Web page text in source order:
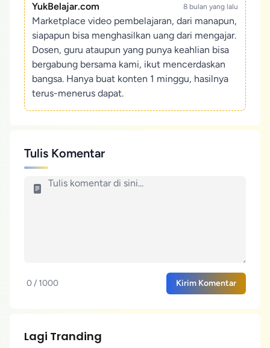
YukBelajar.com 8 bulan yang lalu
Marketplace video pembelajaran, dari manapun,
siapapun bisa menghasilkan uang dari mengajar.
Dosen, guru ataupun yang punya keahlian bisa
bergabung bersama kami, ikut mencerdaskan
bangsa. Hanya buat konten 1 minggu, hasilnya
terus-menerus dapat.
Tulis Komentar
0 / 1000 Kirim Komentar
Lagi Tranding